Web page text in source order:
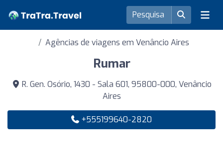
Agências de viagens em Venâncio Aires
Rumar
R. Gen. Osório, 1430 - Sala 601, 95800-000, Venâncio
Aires
+555199640-2820